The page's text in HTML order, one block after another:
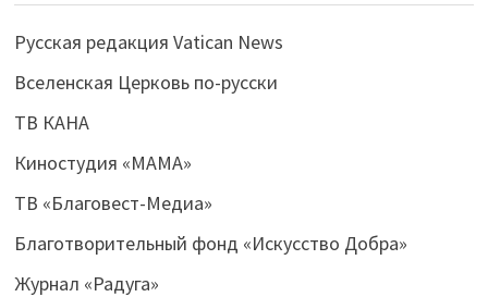
Русская редакция Vatican News
Вселенская Церковь по-русски
ТВ КАНА
Киностудия «МАМА»
ТВ «Благовест-Медиа»
Благотворительный фонд «Искусство Добра»
Журнал «Радуга»